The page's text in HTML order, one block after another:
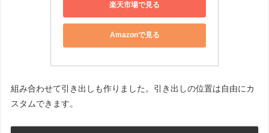
楽天市場で見る
Amazonで見る
組み合わせて引き出しも作りました。引き出しの位置は自由にカ
スタムできます。